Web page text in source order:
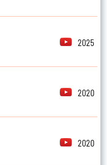
2025
2020
2020